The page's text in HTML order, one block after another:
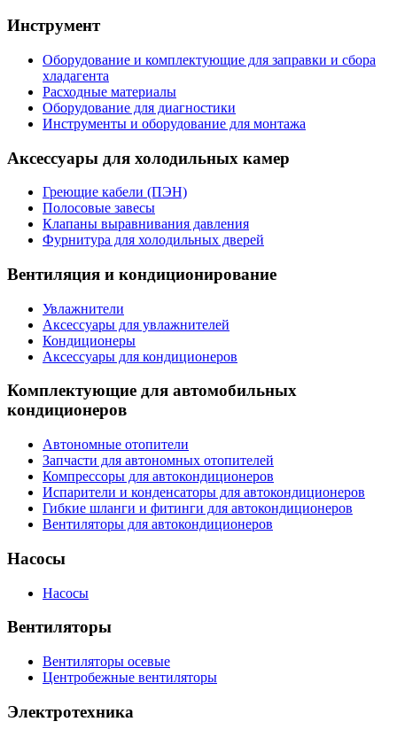
Инструмент
Оборудование и комплектующие для заправки и сбора
хладагента
Расходные материалы
Оборудование для диагностики
Инструменты и оборудование для монтажа
Аксессуары для холодильных камер
Греющие кабели (ПЭН)
Полосовые завесы
Клапаны выравнивания давления
Фурнитура для холодильных дверей
Вентиляция и кондиционирование
Увлажнители
Аксессуары для увлажнителей
Кондиционеры
Аксессуары для кондиционеров
Комплектующие для автомобильных
кондиционеров
Автономные отопители
Запчасти для автономных отопителей
Компрессоры для автокондиционеров
Испарители и конденсаторы для автокондиционеров
Гибкие шланги и фитинги для автокондиционеров
Вентиляторы для автокондиционеров
Насосы
Насосы
Вентиляторы
Вентиляторы осевые
Центробежные вентиляторы
Электротехника